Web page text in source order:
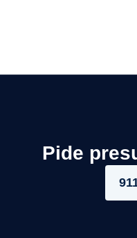
Pide